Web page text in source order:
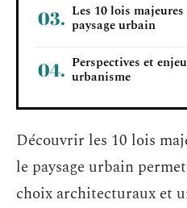
Les 10 lois
paysage urbain
Perspectives et
urbanisme
Découvrir les 10 lois
le paysage urbain
choix architecturaux et